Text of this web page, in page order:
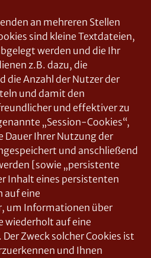
an mehreren Stellen
sind kleine Textdateien,
werden und die Ihr
z.B. dazu, die
die Anzahl der Nutzer der
und damit den
und effektiver zu
„Session-Cookies“,
Dauer Ihrer Nutzung der
und anschließend
[sowie „persistente
Inhalt eines persistenten
auf eine
um Informationen über
wiederholt auf eine
Zweck solcher Cookies ist
und Ihnen